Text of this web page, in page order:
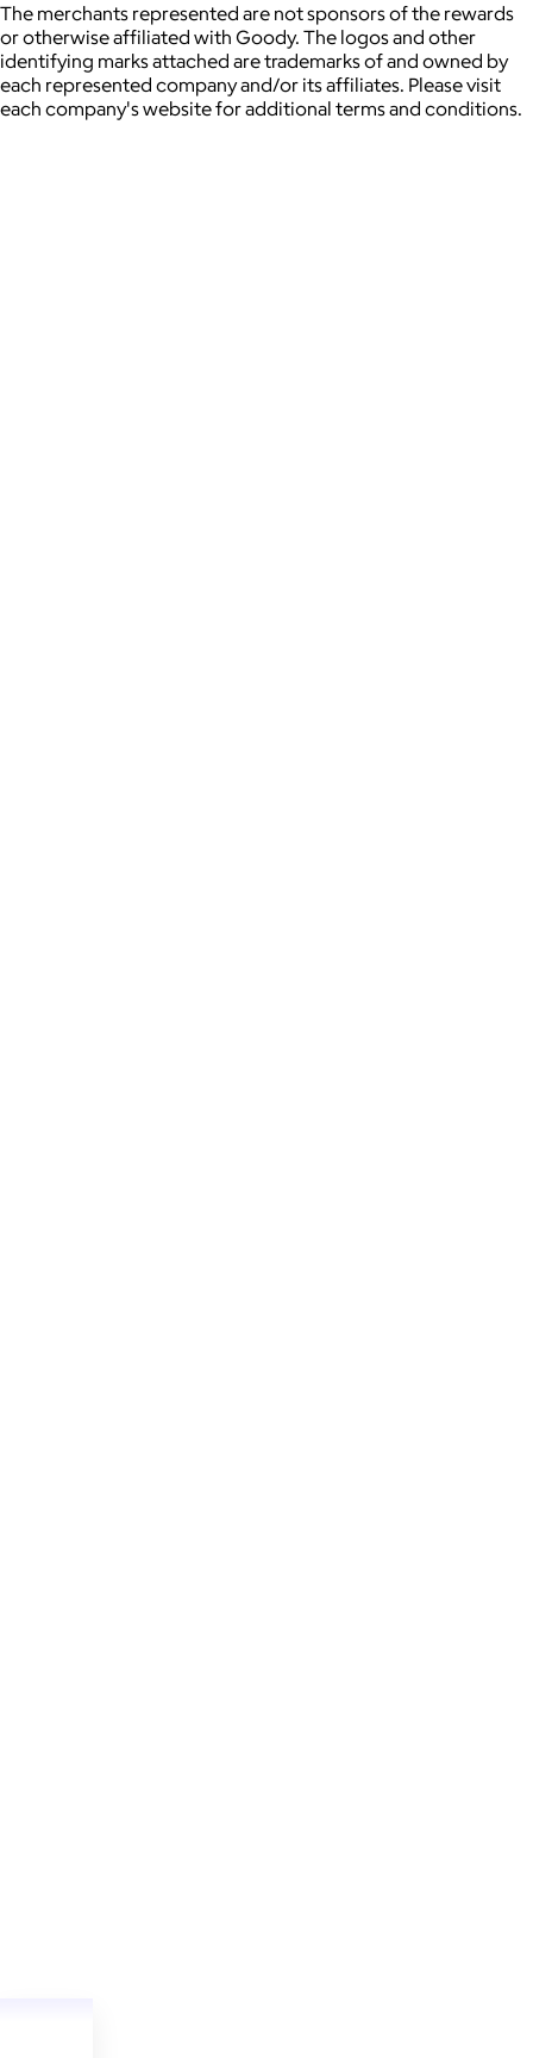
The merchants represented are not sponsors of the rewards
or otherwise affiliated with Goody. The logos and other
identifying marks attached are trademarks of and owned by
each represented company and/or its affiliates. Please visit
each company's website for additional terms and conditions.